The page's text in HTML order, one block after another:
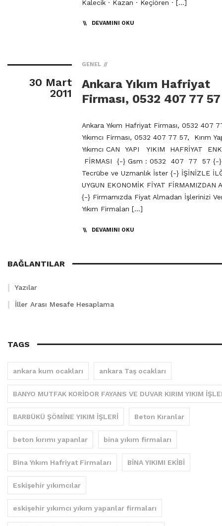
Kalecik · Kazan · Keçiören · […]
DEVAMINI OKU
30 Mart
2011
GENEL
Ankara Yıkım Hafriyat
Firması, 0532 407 77 57
Ankara Yıkım Hafriyat Firması, 0532 407
Yıkımcı Firması, 0532 407 77 57, Kırım
Yıkımcı CAN YAPI YIKIM HAFRİYAT
FİRMASI {-} Gsm : 0532 407 77 57 {-}
Tecrübe ve Uzmanlık İster {-} İŞİNİZLE
UYGUN EKONOMİK FİYAT FİRMAMIZDAN
{-} Firmamızda Fiyat Almadan İşlerinizi
Yıkım Firmaları […]
DEVAMINI OKU
BAĞLANTILAR
Yazılar
İller Arası Mesafe Hesaplama
TAGS
ankara kum ocakları ankara Taş ocakları
BANYO MUTFAK KORİDOR FAYANS VE DUVAR KIRIM YIKIM
BARBÜKÜ ŞÖMİNE YIKIM İŞLERİ Beton Kıranlar
beton kırımı yapanlar bina yıkım firmaları
Bina Yıkım Hafriyat Firmaları BİNA YIKIMI EKİBİ
Eskişehir yıkımcılar
eskişehir yıkımcı yıkım yapanlar firmaları